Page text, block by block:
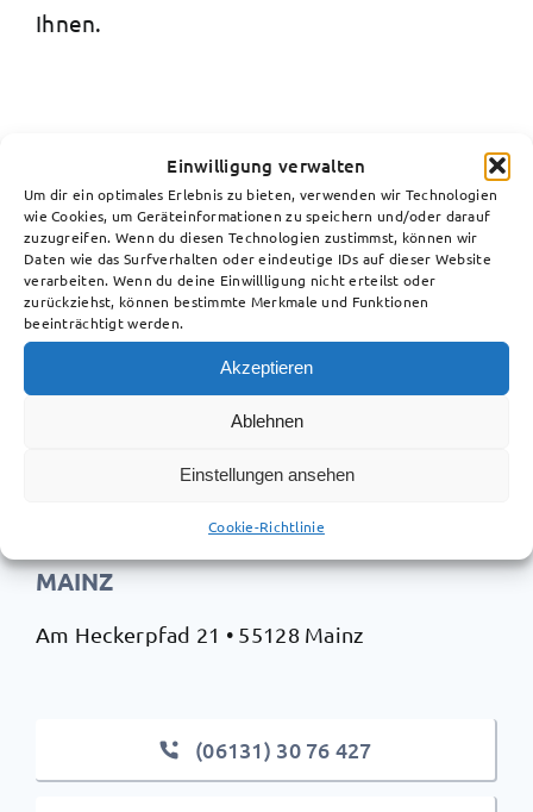
Einwilligung verwalten
Um dir ein optimales Erlebnis zu bieten, verwenden wir Technologien
wie Cookies, um Geräteinformationen zu speichern und/oder darauf
zuzugreifen. Wenn du diesen Technologien zustimmst, können wir
Daten wie das Surfverhalten oder eindeutige IDs auf dieser Website
verarbeiten. Wenn du deine Einwillligung nicht erteilst oder
zurückziehst, können bestimmte Merkmale und Funktionen
beeinträchtigt werden.
Akzeptieren
Ablehnen
Einstellungen ansehen
Cookie-Richtlinie
Ihnen.
In unserer Anwaltskanzlei für Arbeits- und
Verkehrsrecht in Mainz beraten und vertreten
wir Sie als erfahrene Rechtsanwälte sowie
Fachanwälte in allen anwaltlichen
MAINZ
Am Heckerpfad 21 • 55128 Mainz
(06131) 30 76 427